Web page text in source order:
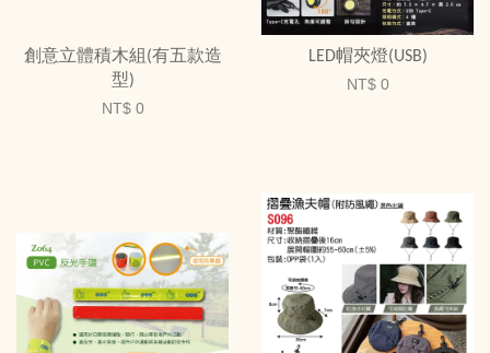
創意立體積木組(有五款造
型)
NT$ 0
LED帽夾燈(USB)
NT$ 0